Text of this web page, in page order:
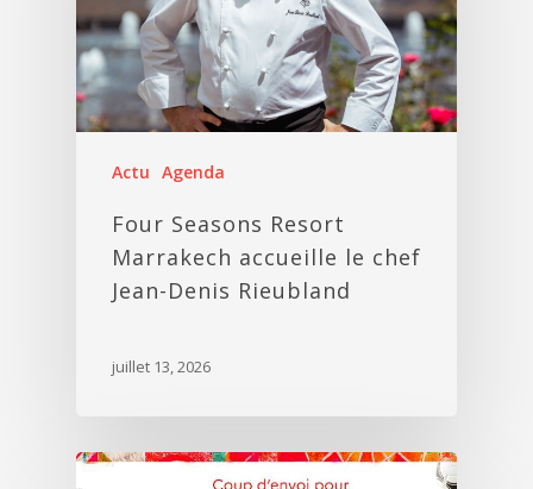
Actu Agenda
Four Seasons Resort
Marrakech accueille le chef
Jean-Denis Rieubland
juillet 13, 2026